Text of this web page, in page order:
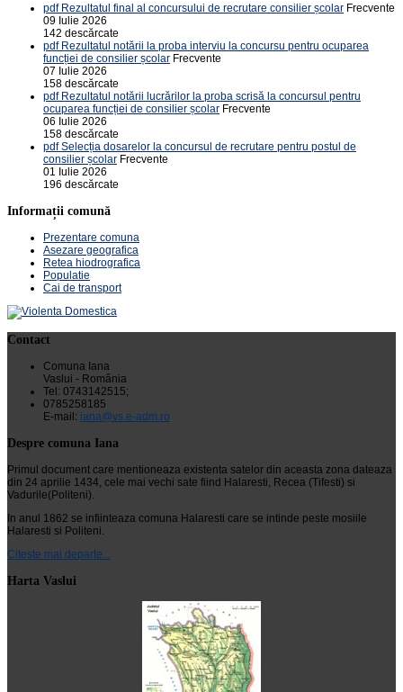
pdf Rezultatul final al concursului de recrutare consilier școlar Frecvente
09 Iulie 2026
142 descărcate
pdf Rezultatul notării la proba interviu la concursu pentru ocuparea
funcției de consilier școlar Frecvente
07 Iulie 2026
158 descărcate
pdf Rezultatul notării lucrărilor la proba scrisă la concursul pentru
ocuparea funcției de consilier școlar Frecvente
06 Iulie 2026
158 descărcate
pdf Selecția dosarelor la concursul de recrutare pentru postul de
consilier școlar Frecvente
01 Iulie 2026
196 descărcate
Informații comună
Prezentare comuna
Asezare geografica
Retea hiodrografica
Populatie
Cai de transport
Contact
Comuna Iana
Vaslui - România
Tel: 0743142515;
0785258185
E-mail: iana@vs.e-adm.ro
Despre comuna Iana
Primul document care mentioneaza existenta satelor din aceasta zona dateaza
din 24 aprilie 1434, cele mai vechi sate fiind Halaresti, Recea (Tifesti) si
Vadurile(Politeni).
In anul 1862 se infiinteaza comuna Halaresti care se intinde peste mosiile
Halaresti si Politeni.
Citeste mai departe...
Harta Vaslui